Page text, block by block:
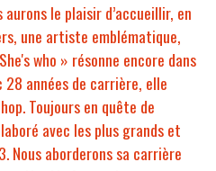
le plaisir d’accueillir, en
une artiste emblématique,
who » résonne encore dans
28 années de carrière, elle
Toujours en quête de
avec les plus grands et
aborderons sa carrière